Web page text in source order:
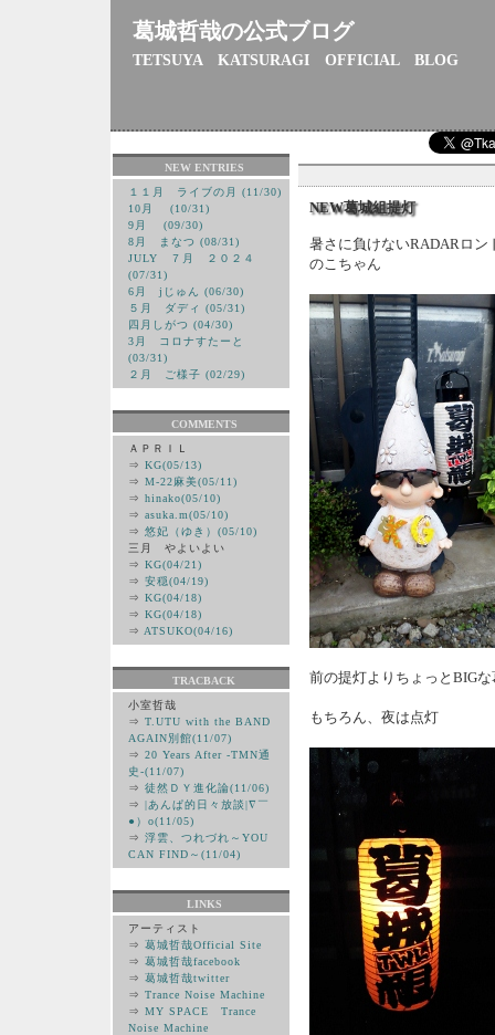
葛城哲哉の公式ブログ
TETSUYA KATSURAGI OFFICIAL BLOG
NEW ENTRIES
１１月 ライブの月 (11/30)
10月 (10/31)
9月 (09/30)
8月 まなつ (08/31)
JULY ７月 ２０２４
(07/31)
6月 jじゅん (06/30)
５月 ダディ (05/31)
四月しがつ (04/30)
3月 コロナすたーと
(03/31)
２月 ご様子 (02/29)
COMMENTS
ＡＰＲＩＬ
⇒ KG(05/13)
⇒ M-22麻美(05/11)
⇒ hinako(05/10)
⇒ asuka.m(05/10)
⇒ 悠妃（ゆき）(05/10)
三月 やよいよい
⇒ KG(04/21)
⇒ 安穏(04/19)
⇒ KG(04/18)
⇒ KG(04/18)
⇒ ATSUKO(04/16)
TRACBACK
小室哲哉
⇒ T.UTU with the BAND
AGAIN別館(11/07)
⇒ 20 Years After -TMN通
史-(11/07)
⇒ 徒然ＤＹ進化論(11/06)
⇒ |あんぱ的日々放談|∇￣
●）ο(11/05)
⇒ 浮雲、つれづれ～YOU
CAN FIND～(11/04)
LINKS
アーティスト
⇒ 葛城哲哉Official Site
⇒ 葛城哲哉facebook
⇒ 葛城哲哉twitter
⇒ Trance Noise Machine
⇒ MY SPACE Trance
Noise Machine
NEW葛城組提灯
暑さに負けないRADARロ
のこちゃん
前の提灯よりちょっとBIG
もちろん、夜は点灯